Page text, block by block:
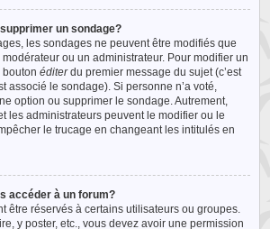
un sondage?
les sondages ne peuvent être modifiés que
ou un administrateur. Pour modifier un
boutonéditerdu premier message du sujet (c’est
associé le sondage). Si personne n’a voté,
option ou supprimer le sondage. Autrement,
les administrateurs peuvent le modifier ou le
le trucage en changeant les intitulés en
accéder à un forum?
être réservés à certains utilisateurs ou groupes.
y poster, etc., vous devez avoir une permission